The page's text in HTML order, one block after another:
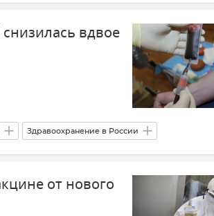
вдвое
Здравоохранение в России
от нового